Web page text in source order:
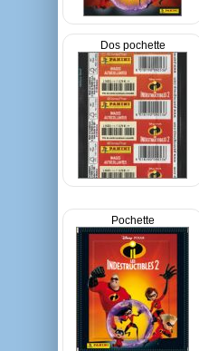
Dos pochette
Pochette